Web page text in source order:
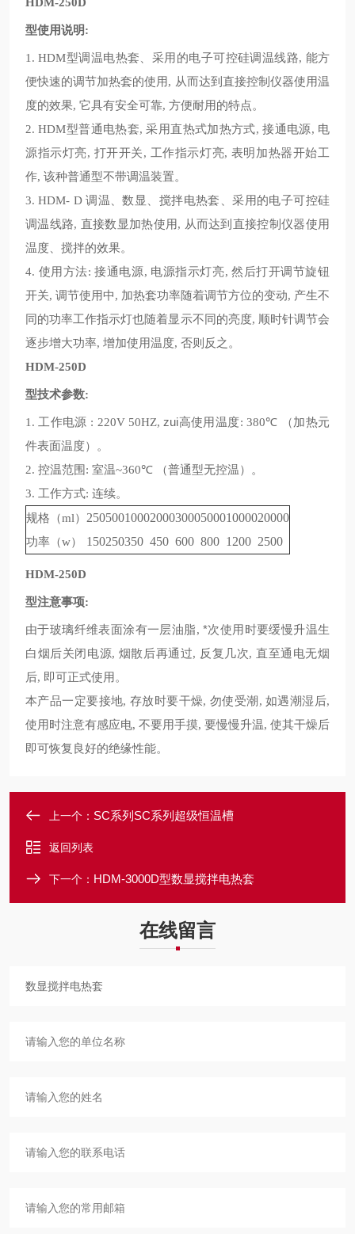
型使用说明:
1. HDM型调温电热套、采用的电子可控硅调温线路, 能方
便快速的调节加热套的使用, 从而达到直接控制仪器使用温
度的效果, 它具有安全可靠, 方便耐用的特点。
2. HDM型普通电热套,采用直热式加热方式,接通电源, 电
源指示灯亮, 打开开关, 工作指示灯亮, 表明加热器开始工
作, 该种普通型不带调温装置。
3. HDM- D调温、数显、搅拌电热套、采用的电子可控硅
调温线路, 直接数显加热使用, 从而达到直接控制仪器使用
温度、搅拌的效果。
4. 使用方法:接通电源, 电源指示灯亮,然后打开调节旋钮
开关, 调节使用中, 加热套功率随着调节方位的变动, 产生不
同的功率工作指示灯也随着显示不同的亮度, 顺时针调节会
逐步增大功率, 增加使用温度, 否则反之。
HDM-250D
型技术参数:
1. 工作电源 : 220V 50HZ, zui高使用温度: 380℃ （加热元
件表面温度） 。
2. 控温范围 : 室温~360℃ （普通型无控温） 。
3. 工作方式: 连续。
规格 （ml） 25050010002000300050001000020000
功率 （w） 150250350 450 600 800 1200 2500
HDM-250D
型注意事项:
由于玻璃纤维表面涂有一层油脂,*次使用时要缓慢升温生
白烟后关闭电源, 烟散后再通过, 反复几次,直至通电无烟
后, 即可正式使用。
本产品一定要接地, 存放时要干燥, 勿使受潮, 如遇潮湿后,
使用时注意有感应电, 不要用手摸, 要慢慢升温, 使其干燥后
即可恢复良好的绝缘性能。
上一个： SC系列SC系列超级恒温槽
返回列表
下一个： HDM-3000D型数显搅拌电热套
在线留言